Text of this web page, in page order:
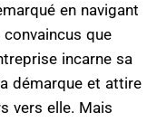
en navigant
que
incarne sa
démarque et attire
vers elle. Mais